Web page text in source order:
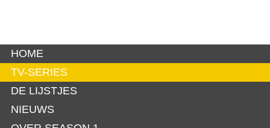
HOME
TV-SERIES
DE LIJSTJES
NIEUWS